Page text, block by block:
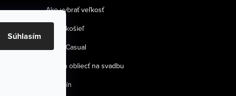
Súhlasím
Ako vybrať veľkosť
Strihy košieľ
Smart Casual
Ako sa obliecť na svadbu
Magazín